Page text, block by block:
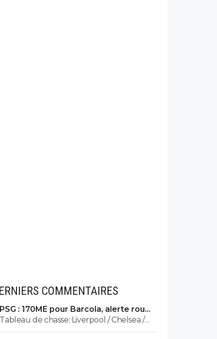
COMMENTAIRES
PSG : 170ME pour Barcola, alerte rouge
à Liverpool
Tableau de chasse: Liverpool / Chelsea /
Villa / Arsenal / Newcastle / City ... je pense